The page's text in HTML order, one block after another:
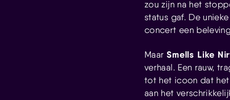
zou zijn na het
status gaf. De
concert een
Maar Smells Like
verhaal. Een rauw,
tot het icoon dat het
aan het